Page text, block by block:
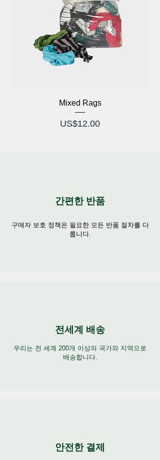
Mixed Rags
가격
US$12.00
간편한 반품
구매자 보호 정책은 필요한 모든 반품 절차를 다
룹니다.
전세계 배송
우리는 전 세계 200개 이상의 국가와 지역으로
배송합니다.
안전한 결제